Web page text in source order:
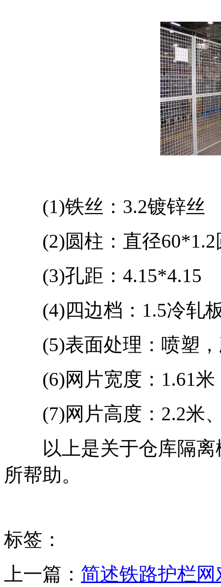
(1)铁丝：3.2镀锌丝
(2)圆柱：直径60*1.2
(3)孔距：4.15*4.15
(4)四边档：1.5冷轧
(5)表面处理：喷塑，
(6)网片宽度：1.61米
(7)网片高度：2.2米、
以上是关于仓库隔离
所帮助。
标签：
上一篇： 简述铁路护栏